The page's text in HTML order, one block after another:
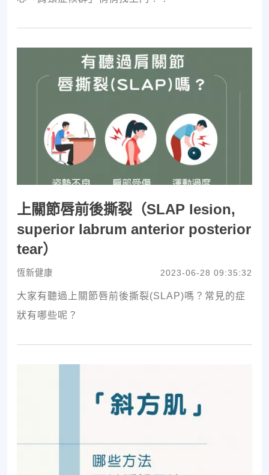
上關節唇前後撕裂（SLAP lesion,
superior labrum anterior posterior
tear）
恆新健康 2023-06-28 09:35:32
大家有聽過上關節唇前後撕裂(SLAP)嗎？常見的症
狀有哪些呢？